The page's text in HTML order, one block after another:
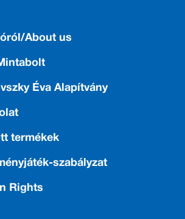
About us
Éva Alapítvány
termékek
szabályzat
Rights